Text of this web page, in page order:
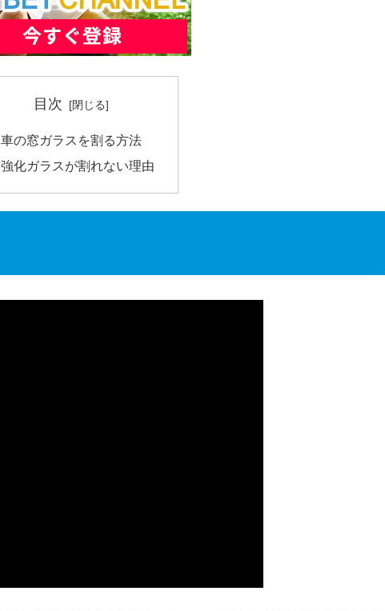
目次
車の窓ガラスを割る方法
強化ガラスが割れない理由